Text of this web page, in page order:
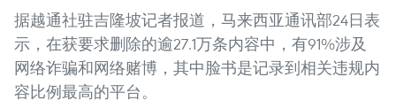
据越通社驻吉隆坡记者报道，马来西亚通讯部24日表
示，在获要求删除的逾27.1万条内容中，有91%涉及
网络诈骗和网络赌博，其中脸书是记录到相关违规内
容比例最高的平台。